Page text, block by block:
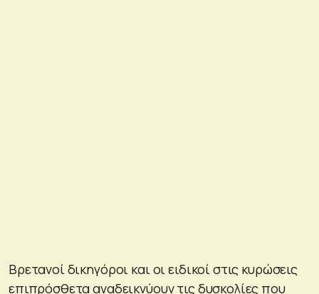
Βρετανοί δικηγόροι και οι ειδικοί στις κυρώσεις
επιπρόσθετα αναδεικνύουν τις δυσκολίες που